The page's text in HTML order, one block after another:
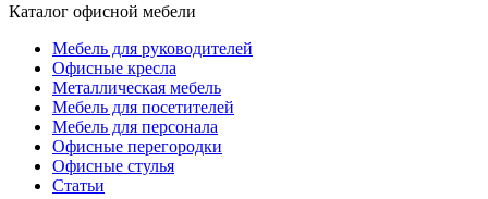
Каталог офисной мебели
Мебель для руководителей
Офисные кресла
Металлическая мебель
Мебель для посетителей
Мебель для персонала
Офисные перегородки
Офисные стулья
Статьи